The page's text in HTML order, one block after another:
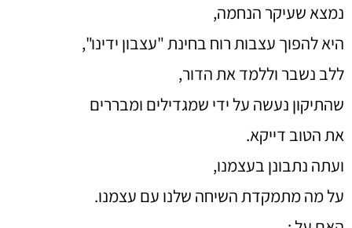
נמצא שעיקר הנחמה,
היא להפוך עצבות רוח בחינת "עצבון ידינו",
ללב נשבר וללמד את הדור,
שהתיקון נעשה על ידי שמגדילים ומבררים
את הטוב דייקא.
ועתה נתבונן בעצמנו,
על מה מתמקדת השיחה שלנו עם עצמנו.